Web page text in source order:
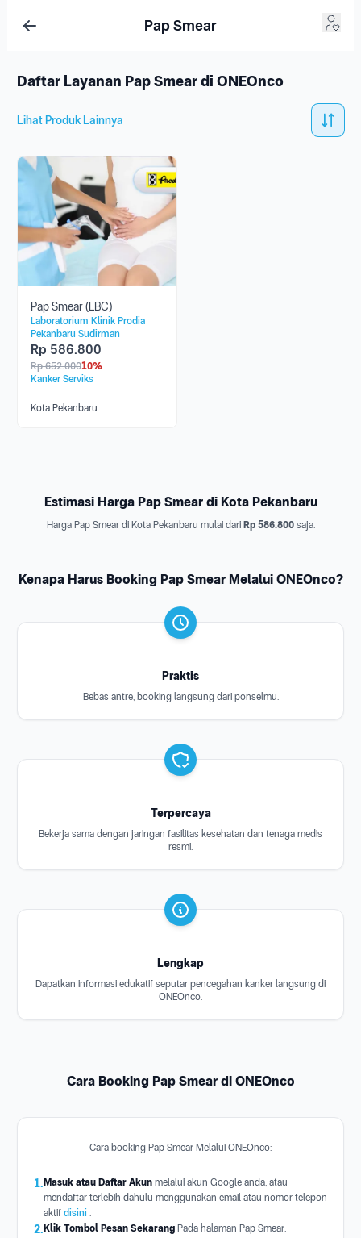
Pap Smear
Daftar Layanan Pap Smear di ONEOnco
Lihat Produk Lainnya
Pap Smear (LBC)
Laboratorium Klinik Prodia
Pekanbaru Sudirman
Rp 586.800
Rp 652.00010%
Kanker Serviks
Kota Pekanbaru
Estimasi Harga Pap Smear di Kota Pekanbaru
Harga Pap Smear di Kota Pekanbaru mulai dari Rp 586.800 saja.
Kenapa Harus Booking Pap Smear Melalui ONEOnco?
Praktis
Bebas antre, booking langsung dari ponselmu.
Terpercaya
Bekerja sama dengan jaringan fasilitas kesehatan dan tenaga medis
resmi.
Lengkap
Dapatkan informasi edukatif seputar pencegahan kanker langsung di
ONEOnco.
Cara Booking Pap Smear di ONEOnco
Cara booking Pap Smear Melalui ONEOnco:
1. Masuk atau Daftar Akun melalui akun Google anda, atau
mendaftar terlebih dahulu menggunakan email atau nomor telepon
aktif disini .
2. Klik Tombol Pesan Sekarang Pada halaman Pap Smear.